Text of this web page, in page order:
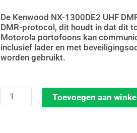
was:
€
De Kenwood NX-1300DE2 UHF
DMR-protocol, dit houdt in dat dit
Motorola portofoons kan
inclusief lader en met
worden gebruikt.
Set
Toevoegen aan